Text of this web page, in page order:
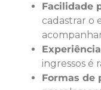
Facilidade
cadastrar o
ingressos é
Formas de